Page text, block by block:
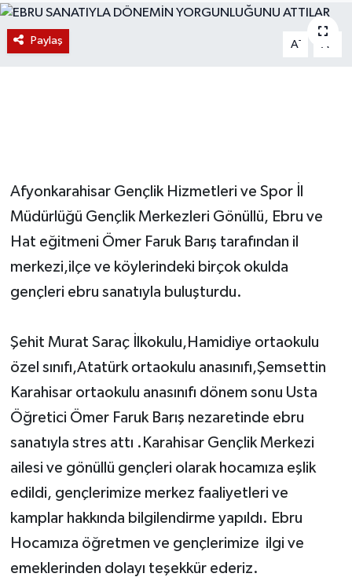
Paylaş A- A
Afyonkarahisar Gençlik Hizmetleri ve Spor İl
Müdürlüğü Gençlik Merkezleri Gönüllü, Ebru ve
Hat eğitmeni Ömer Faruk Barış tarafından il
merkezi,ilçe ve köylerindeki birçok okulda
gençleri ebru sanatıyla buluşturdu.
Şehit Murat Saraç İlkokulu,Hamidiye ortaokulu
özel sınıfı,Atatürk ortaokulu anasınıfı,Şemsettin
Karahisar ortaokulu anasınıfı dönem sonu Usta
Öğretici Ömer Faruk Barış nezaretinde ebru
sanatıyla stres attı .Karahisar Gençlik Merkezi
ailesi ve gönüllü gençleri olarak hocamıza eşlik
edildi, gençlerimize merkez faaliyetleri ve
kamplar hakkında bilgilendirme yapıldı. Ebru
Hocamıza öğretmen ve gençlerimize ilgi ve
emeklerinden dolayı teşekkür ederiz.